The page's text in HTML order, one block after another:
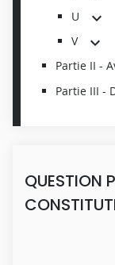
U
V
Partie II -
Partie III -
QUESTION